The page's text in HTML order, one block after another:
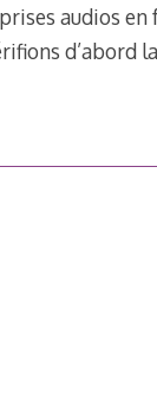
audios en
d’abord